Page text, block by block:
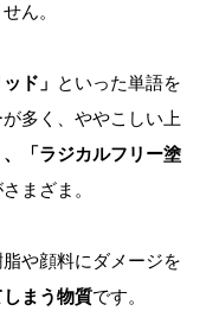
ん。
ド」 といった単語を
多く、ややこしい上
、「ラジカルフリー塗
まざま。
や顔料にダメージを
まう物質です。